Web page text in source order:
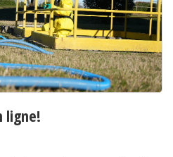
ligne!